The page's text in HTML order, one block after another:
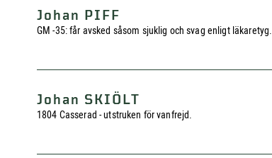
Johan PIFF
GM -35: får avsked såsom sjuklig och svag enligt läkaretyg.
Johan SKIÖLT
1804 Casserad - utstruken för vanfrejd.